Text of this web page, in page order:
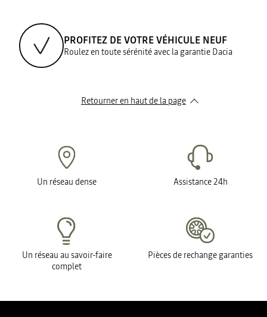
PROFITEZ DE VOTRE VÉHICULE NEUF
Roulez en toute sérénité avec la garantie Dacia
Retourner en haut de la page
Un réseau dense Assistance 24h
Un réseau au savoir-faire
complet
Pièces de rechange garanties